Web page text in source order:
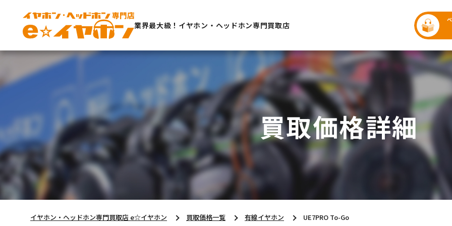
業界最大級！イヤホン・ヘッドホン専門買取店
買取価格詳細
イヤホン・ヘッドホン専門買取店 e☆イヤホン 買取価格一覧 有線イヤホン UE7PRO To-Go